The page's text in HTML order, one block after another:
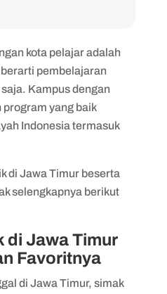
Malang (UM)
Timur
Negeri Sunan Ampel
Negeri
Negeri Maulana
Malang)
Malang (Polinema)
kota pelajar adalah
pembelajaran
Kampus dengan
yang baik
Indonesia termasuk
di Jawa Timur beserta
selengkapnya berikut
di Jawa Timur
Favoritnya
di Jawa Timur, simak